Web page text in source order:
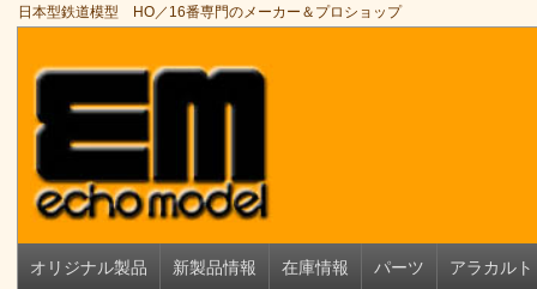
日本型鉄道模型 HO／16番専門のメーカー＆プロショップ
オリジナル製品 新製品情報 在庫情報 パーツ アラカルト